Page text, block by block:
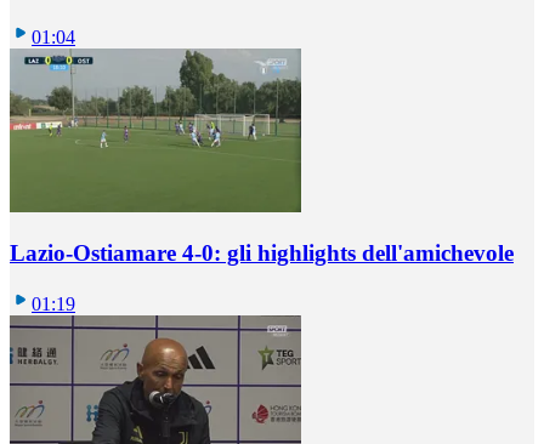
01:04
Lazio-Ostiamare 4-0: gli highlights dell'amichevole
01:19